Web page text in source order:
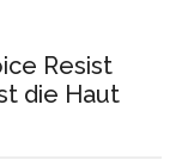
Resist
die Haut